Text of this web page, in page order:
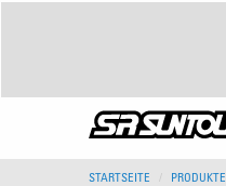
STARTSEITE PRODUKTE